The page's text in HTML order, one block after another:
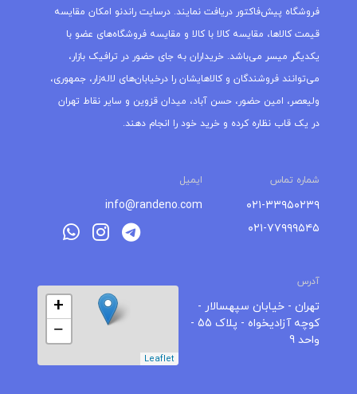
فروشگاه پیش‌فاکتور دریافت نمایند. درسایت راندنو امکان مقایسه
قیمت کالاها، مقایسه کالا با کالا و مقایسه فروشگاه‌های عضو با
یکدیگر میسر می‌باشد. خریداران به جای حضور در ترافیک بازار،
می‌توانند فروشندگان و کالاهایشان را درخیابان‌های لاله‌زار، جمهوری،
ولیعصر، امین حضور، حسن آباد، میدان قزوین و سایر نقاط تهران
در یک قاب نظاره کرده و خرید خود را انجام دهند.
شماره تماس ایمیل
۰۲۱-۳۳۹۵۰۲۳۹
۰۲۱-۷۷۹۹۹۵۴۵
info@randeno.com
آدرس
تهران - خیابان سپهسالار -
کوچه آزادیخواه - پلاک 55 -
واحد 9
+
−
Leaflet